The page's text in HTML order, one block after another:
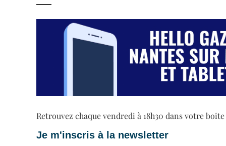
Retrouvez chaque vendredi à 18h30 dans votre
Je m'inscris à la newsletter